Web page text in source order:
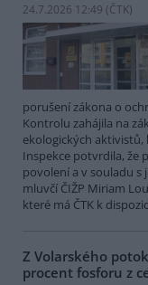
24.7.2026 12:49 (ČTK)
porušení zákona o
Kontrolu zahájila na
ekologických
Inspekce potvrdila, že
povolení a v souladu
mluvčí ČIŽP Miriam
které má ČTK k
Z Volarského
procent fosforu z